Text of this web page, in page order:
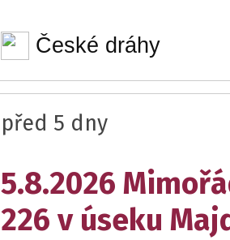
České dráhy
před 5 dny
5.8.2026
226 v úseku